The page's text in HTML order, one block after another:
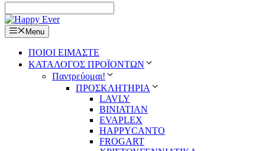
Menu
ΠΟΙΟΙ ΕΙΜΑΣΤΕ
ΚΑΤΑΛΟΓΟΣ ΠΡΟΪΟΝΤΩΝ
Παντρεύομαι!
ΠΡΟΣΚΛΗΤΗΡΙΑ
LAVLY
BINIATIAN
EVAPLEX
HAPPYCANTO
FROGART